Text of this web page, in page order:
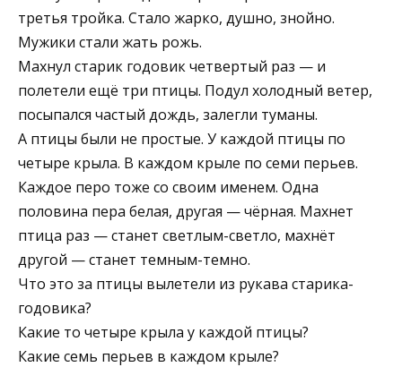
третья тройка. Стало жарко, душно, знойно.
Мужики стали жать рожь.
Махнул старик годовик четвертый раз — и
полетели ещё три птицы. Подул холодный ветер,
посыпался частый дождь, залегли туманы.
А птицы были не простые. У каждой птицы по
четыре крыла. В каждом крыле по семи перьев.
Каждое перо тоже со своим именем. Одна
половина пера белая, другая — чёрная. Махнет
птица раз — станет светлым-светло, махнёт
другой — станет темным-темно.
Что это за птицы вылетели из рукава старика-
годовика?
Какие то четыре крыла у каждой птицы?
Какие семь перьев в каждом крыле?